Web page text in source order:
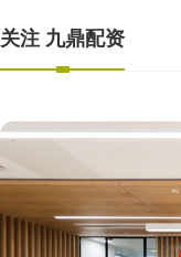
关注 九鼎配资